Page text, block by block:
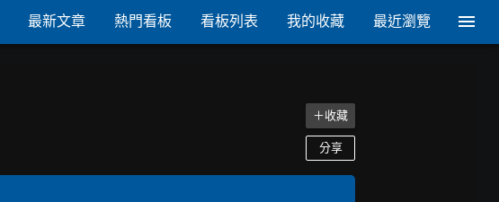
最新文章 熱門看板 看板列表 我的收藏 最近瀏覽
＋收藏
分享